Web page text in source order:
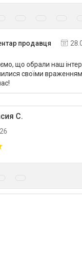
продавця
що обрали наш
своїми
Угода на
С.